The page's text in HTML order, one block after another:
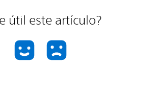
útil este artículo?